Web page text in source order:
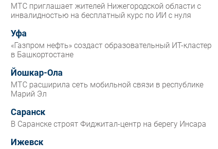
МТС приглашает жителей Нижегородской области с
инвалидностью на бесплатный курс по ИИ с нуля
Уфа
«Газпром нефть» создаст образовательный ИТ-кластер
в Башкортостане
Йошкар-Ола
МТС расширила сеть мобильной связи в республике
Марий Эл
Саранск
В Саранске строят Фиджитал-центр на берегу Инсара
Ижевск